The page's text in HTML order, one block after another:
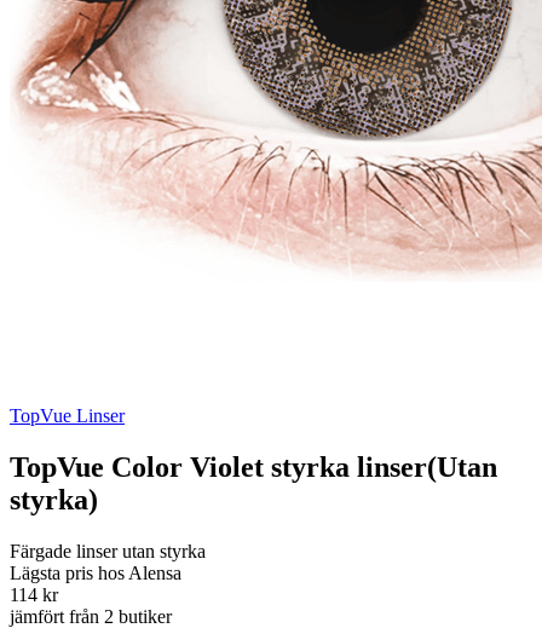
TopVue Linser
TopVue Color Violet styrka linser(Utan
styrka)
Färgade linser utan styrka
Lägsta pris hos Alensa
114 kr
jämfört från 2 butiker